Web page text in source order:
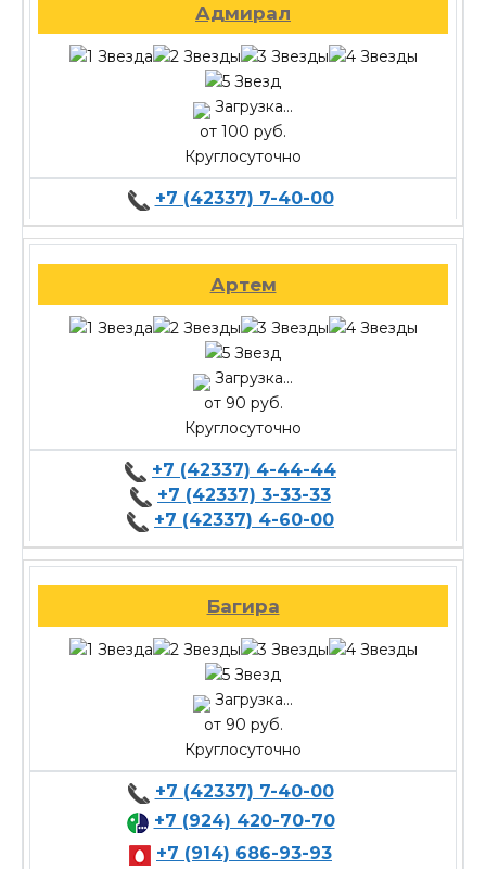
Адмирал
Загрузка...
от 100 руб.
Круглосуточно
+7 (42337) 7-40-00
Артем
Загрузка...
от 90 руб.
Круглосуточно
+7 (42337) 4-44-44
+7 (42337) 3-33-33
+7 (42337) 4-60-00
Багира
Загрузка...
от 90 руб.
Круглосуточно
+7 (42337) 7-40-00
+7 (924) 420-70-70
+7 (914) 686-93-93